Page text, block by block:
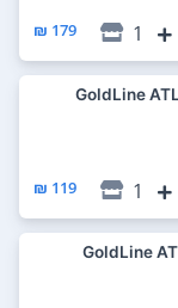
1
179 ₪
1
119 ₪